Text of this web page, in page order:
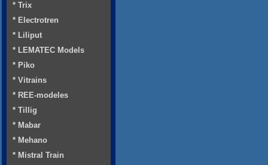
* Trix
* Electrotren
* Liliput
* LEMATEC Models
* Piko
* Vitrains
* REE-modeles
* Tillig
* Mabar
* Mehano
* Mistral Train